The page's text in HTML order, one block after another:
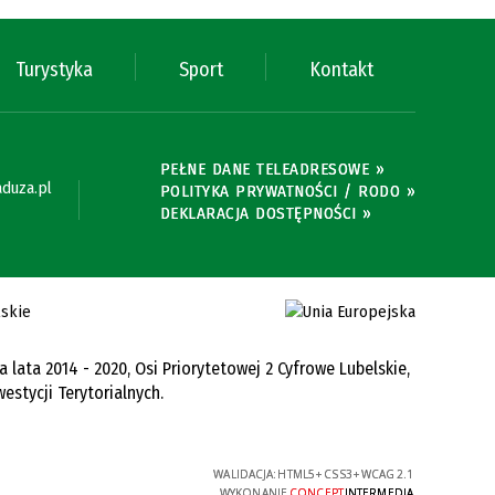
Turystyka Sport Kontakt
PEŁNE DANE TELEADRESOWE »
POLITYKA PRYWATNOŚCI / RODO »
DEKLARACJA DOSTĘPNOŚCI »
lata 2014 - 2020, Osi Priorytetowej 2 Cyfrowe Lubelskie,
Terytorialnych.
WALIDACJA: HTML5+ CSS3+WCAG 2.1